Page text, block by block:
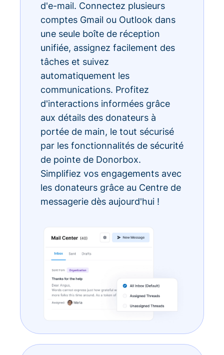
d'e-mail. Connectez plusieurs
comptes Gmail ou Outlook dans
une seule boîte de réception
unifiée, assignez facilement des
tâches et suivez
automatiquement les
communications. Profitez
d'interactions informées grâce
aux détails des donateurs à
portée de main, le tout sécurisé
par les fonctionnalités de sécurité
de pointe de Donorbox.
Simplifiez vos engagements avec
les donateurs grâce au Centre de
messagerie dès aujourd'hui !